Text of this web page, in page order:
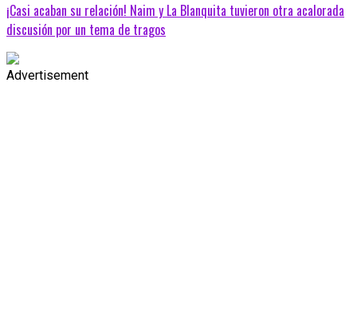
¡Casi acaban su relación! Naim y La Blanquita tuvieron otra acalorada
discusión por un tema de tragos
Advertisement